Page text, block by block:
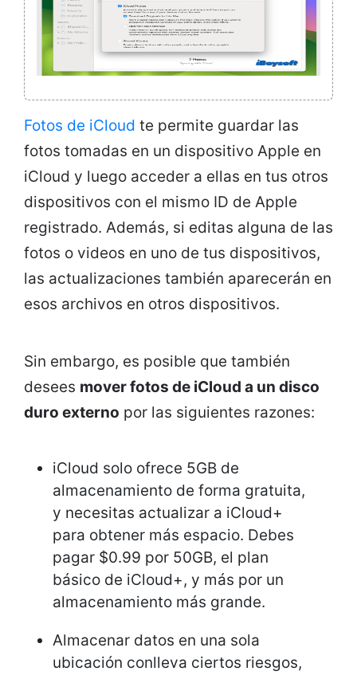
Fotos de iCloud te permite guardar las
fotos tomadas en un dispositivo Apple en
iCloud y luego acceder a ellas en tus otros
dispositivos con el mismo ID de Apple
registrado. Además, si editas alguna de las
fotos o videos en uno de tus dispositivos,
las actualizaciones también aparecerán en
esos archivos en otros dispositivos.
Sin embargo, es posible que también
desees mover fotos de iCloud a un disco
duro externo por las siguientes razones:
iCloud solo ofrece 5GB de
almacenamiento de forma gratuita,
y necesitas actualizar a iCloud+
para obtener más espacio. Debes
pagar $0.99 por 50GB, el plan
básico de iCloud+, y más por un
almacenamiento más grande.
Almacenar datos en una sola
ubicación conlleva ciertos riesgos,